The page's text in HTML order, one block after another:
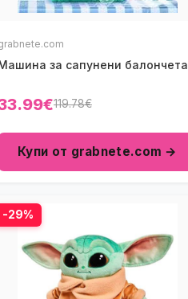
за сапунени балончета
119.78€
Купи от grabnete.com →
-29%